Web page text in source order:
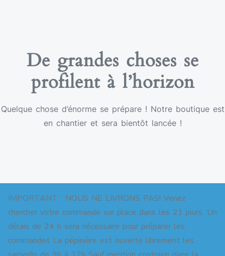
IMPORTANT : NOUS NE LIVRONS PAS! Venez
chercher votre commande sur place dans les 21 jours. Un
délais de 24 h sera nécessaire pour préparer les
commandes La pépinière est ouverte librement les
De grandes choses se
profilent à l’horizon
Quelque chose d’énorme se prépare ! Notre boutique est
en chantier et sera bientôt lancée !
Copyright © 2026 Pépinière pour jardins-forêts. All